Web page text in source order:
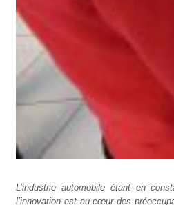
L’industrie automobile étant en
l’innovation est au cœur des